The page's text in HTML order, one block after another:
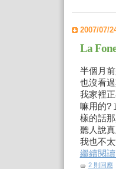
2007/07/
La
半個月
也沒看
我家裡
嘛用的?
樣的話
聽人說
我也不
繼續閱
2 則回應